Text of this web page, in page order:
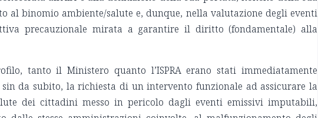
al binomio ambiente/salute e, dunque, nella valutazione degli eventi
precauzionale mirata a garantire il diritto (fondamentale) alla
tanto il Ministero quanto l’ISPRA erano stati immediatamente
da subito, la richiesta di un intervento funzionale ad assicurare la
dei cittadini messo in pericolo dagli eventi emissivi imputabili,